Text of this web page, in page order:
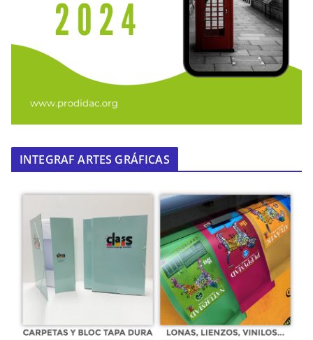
INTEGRAF ARTES GRÁFICAS